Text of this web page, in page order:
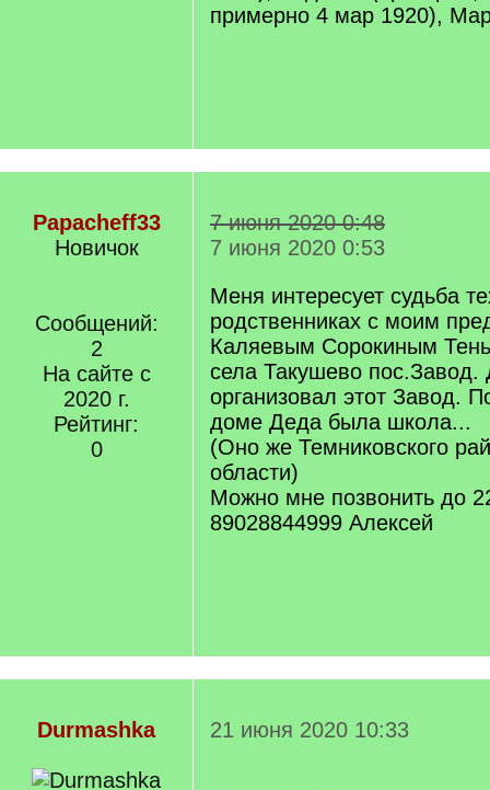
примерно 4 мар 1920),
Papacheff33
Новичок
Сообщений:
2
На сайте с
2020 г.
Рейтинг:
0
7 июня 2020 0:48
7 июня 2020 0:53
Меня интересует судьба
родственниках с моим
Каляевым Сорокиным
села Такушево
организовал этот Завод.
доме Деда была школа...
(Оно же Темниковского
области)
Можно мне позвонить до
89028844999 Алексей
Durmashka 21 июня 2020 10:33